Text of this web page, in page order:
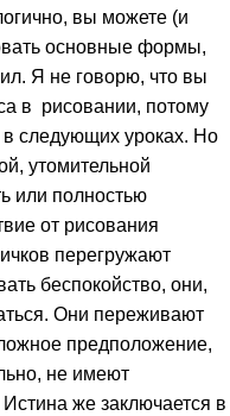
вы можете (и
основные формы,
Я не говорю, что вы
в рисовании, потому
следующих уроках. Но
утомительной
или полностью
от рисования
перегружают
беспокойство, они,
Они переживают
предположение,
не имеют
же заключается в